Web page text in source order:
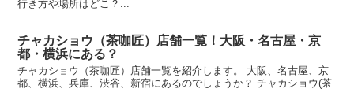
行き方や場所はどこ？...
チャカショウ（茶咖匠）店舗一覧！大阪・名古屋・京
都・横浜にある？
チャカショウ（茶咖匠）店舗一覧を紹介します。 大阪、名古屋、京
都、横浜、兵庫、渋谷、新宿にあるのでしょうか？ チャカショウ(茶